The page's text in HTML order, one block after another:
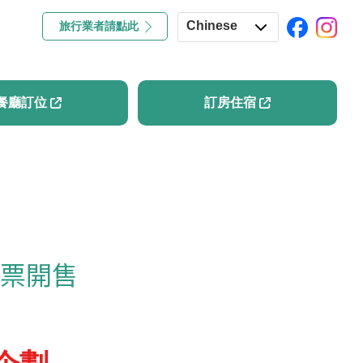
旅行業者請點此
Japanese
Korean
Chinese
廳訂位 訂房住宿
開售
餐廳訂位 訂房住宿